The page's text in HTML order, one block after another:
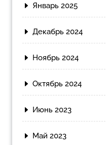
Январь 2025
Декабрь 2024
Ноябрь 2024
Октябрь 2024
Июнь 2023
Май 2023